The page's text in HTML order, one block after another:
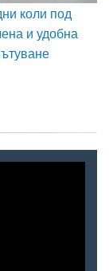
коли под
и удобна